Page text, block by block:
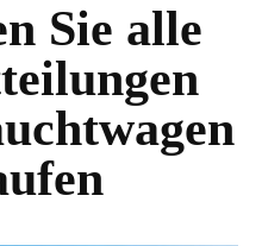
Sie alle